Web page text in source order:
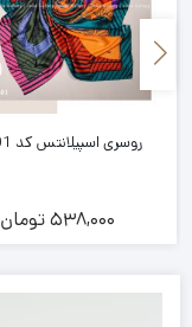
روسری اسپیلانتس کد 2001
538,000تومان